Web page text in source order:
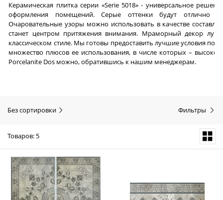
Керамическая плитка серии «Serie 5018» - универсальное
оформления помещений. Серые оттенки будут отлично
Очаровательные узоры можно использовать в качестве
станет центром притяжения внимания. Мраморный декор
классическом стиле. Мы готовы предоставить лучшие условия
множество плюсов ее использования, в числе которых – высокое
Porcelanite Dos можно, обратившись к нашим менеджерам.
Без сортировки Фильтры
Товаров: 5